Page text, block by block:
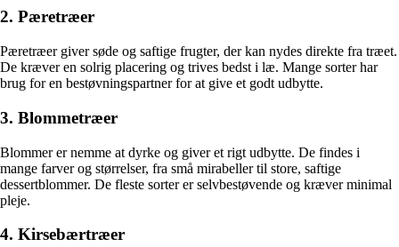
2. Pæretræer
Pæretræer giver søde og saftige frugter, der kan nydes direkte fra træet.
De kræver en solrig placering og trives bedst i læ. Mange sorter har
brug for en bestøvningspartner for at give et godt udbytte.
3. Blommetræer
Blommer er nemme at dyrke og giver et rigt udbytte. De findes i
mange farver og størrelser, fra små mirabeller til store, saftige
dessertblommer. De fleste sorter er selvbestøvende og kræver minimal
pleje.
4. Kirsebærtræer